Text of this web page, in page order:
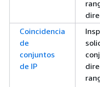
Coincidencia
de
conjuntos
de IP